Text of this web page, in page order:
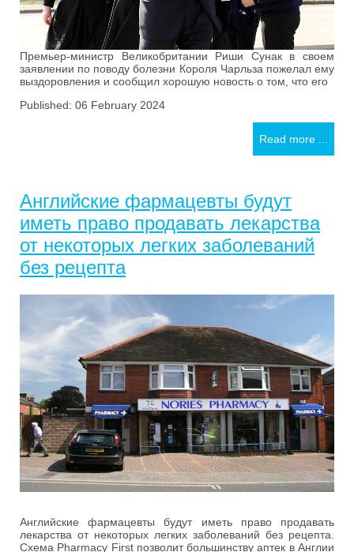
Премьер-министр Великобритании Риши Сунак в своем
заявлении по поводу болезни Короля Чарльза пожелал ему
выздоровления и сообщил хорошую новость о том, что его
Published: 06 February 2024
Read more ...
Английские фармацевты будут
иметь право продавать лекарства
от некоторых легких заболеваний
без рецепта
Английские фармацевты будут иметь право продавать
лекарства от некоторых легких заболеваний без рецепта.
Схема Pharmacy First позволит большинству аптек в Англии